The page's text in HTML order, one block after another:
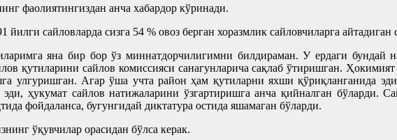
фаолиятингиздан анча хабардор кўринади.
сайловларда сизга 54 % овоз берган хоразмлик сайловчиларга айтадиган
яна бир бор ўз миннатдорчилигимни билдираман. У ердаги
қутиларини сайлов комиссияси санагунларича сақлаб ўтиришган.
улгуришган. Агар ўша учта район ҳам қутиларни яхши қўриқланганида
ҳукумат сайлов натижаларини ўзгартиришга анча қийналган бўларди.
фойдаланса, бугунгидай диктатура остида яшамаган бўларди.
ўқувчилар орасидан бўлса керак.